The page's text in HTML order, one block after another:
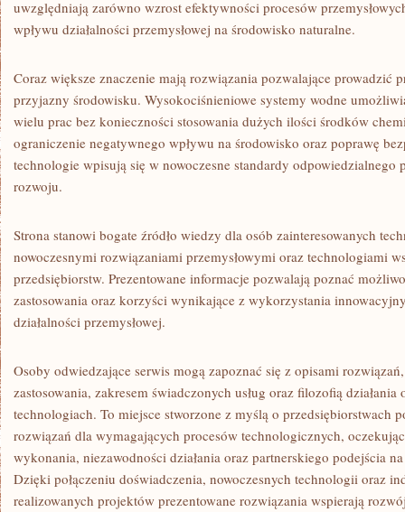
uwzględniają zarówno wzrost efektywności procesów
wpływu działalności przemysłowej na środowisko naturalne.
Coraz większe znaczenie mają rozwiązania pozwalające prowadzić
przyjazny środowisku. Wysokociśnieniowe systemy wodne
wielu prac bez konieczności stosowania dużych ilości środków
ograniczenie negatywnego wpływu na środowisko oraz poprawę
technologie wpisują się w nowoczesne standardy odpowiedzialnego
rozwoju.
Strona stanowi bogate źródło wiedzy dla osób zainteresowanych
nowoczesnymi rozwiązaniami przemysłowymi oraz technologiami
przedsiębiorstw. Prezentowane informacje pozwalają poznać
zastosowania oraz korzyści wynikające z wykorzystania
działalności przemysłowej.
Osoby odwiedzające serwis mogą zapoznać się z opisami
zastosowania, zakresem świadczonych usług oraz filozofią działania
technologiach. To miejsce stworzone z myślą o przedsiębiorstwach
rozwiązań dla wymagających procesów technologicznych,
wykonania, niezawodności działania oraz partnerskiego podejścia
Dzięki połączeniu doświadczenia, nowoczesnych technologii oraz
realizowanych projektów prezentowane rozwiązania wspierają